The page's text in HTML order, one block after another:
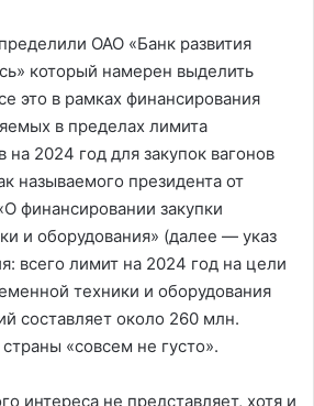
ОАО «Банк развития
который намерен выделить
это в рамках финансирования
в пределах лимита
на 2024 год для закупок вагонов
называемого президента от
финансировании закупки
и оборудования» (далее — указ
всего лимит на 2024 год на цели
техники и оборудования
составляет около 260 млн.
«совсем не густо».
интереса не представляет, хотя и